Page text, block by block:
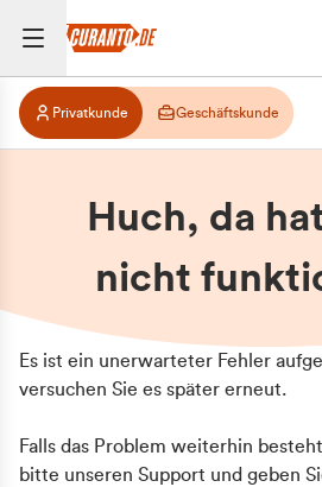
Privatkunde Geschäftskunde
Huch, da
nicht
Es ist ein unerwarteter Fehler
versuchen Sie es später erneut.
Falls das Problem weiterhin
bitte unseren Support und geben